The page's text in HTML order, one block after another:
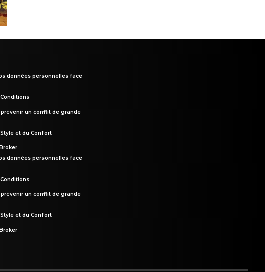
données personnelles face
un conflit de grande
et du Confort
données personnelles face
un conflit de grande
et du Confort